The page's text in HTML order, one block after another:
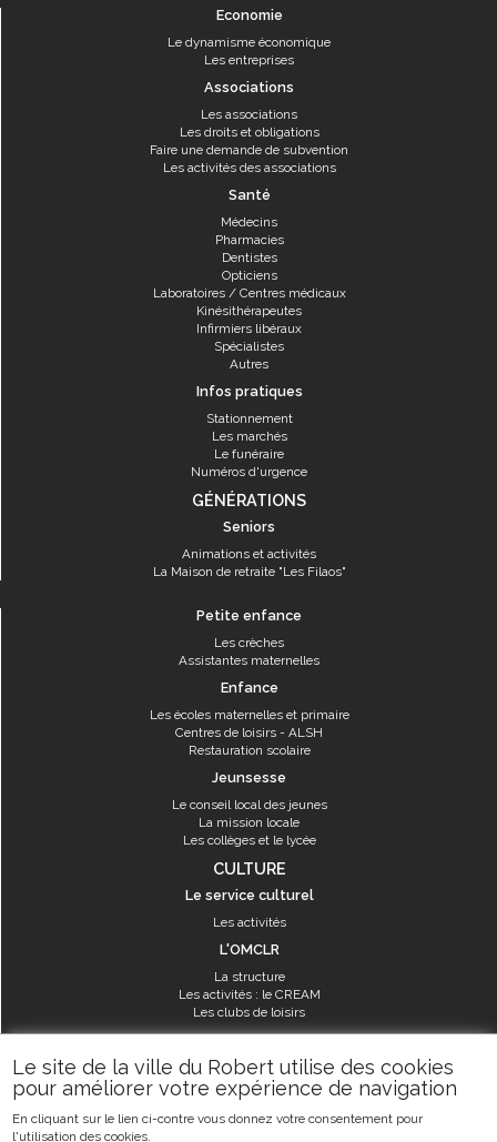
Le site de la ville du Robert utilise des cookies
pour améliorer votre expérience de navigation
En cliquant sur le lien ci-contre vous donnez votre consentement pour
l'utilisation des cookies.
Economie
Le dynamisme économique
Les entreprises
Associations
Les associations
Les droits et obligations
Faire une demande de subvention
Les activités des associations
Santé
Médecins
Pharmacies
Dentistes
Opticiens
Laboratoires / Centres médicaux
Kinésithérapeutes
Infirmiers libéraux
Spécialistes
Autres
Infos pratiques
Stationnement
Les marchés
Le funéraire
Numéros d'urgence
GÉNÉRATIONS
Seniors
Animations et activités
La Maison de retraite "Les Filaos"
Petite enfance
Les crèches
Assistantes maternelles
Enfance
Les écoles maternelles et primaire
Centres de loisirs - ALSH
Restauration scolaire
Jeunsesse
Le conseil local des jeunes
La mission locale
Les collèges et le lycée
CULTURE
Le service culturel
Les activités
L'OMCLR
La structure
Les activités : le CREAM
Les clubs de loisirs
SPORT
Les équipements sportifs
Les aménagements municipaux
Les activités